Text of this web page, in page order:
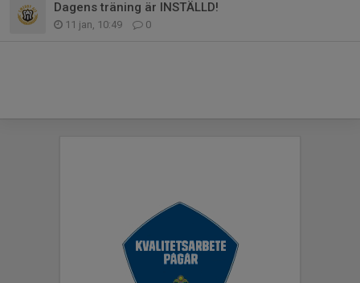
Dagens träning är INSTÄLLD!
11 jan, 10:49 0